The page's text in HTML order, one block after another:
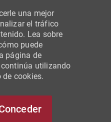
una mejor
el tráfico
Lea sobre
puede
página de
utilizando
cookies.